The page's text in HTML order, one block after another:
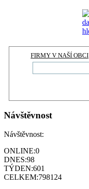
FIRMY V NAŠÍ OBCI
Návštěvnost
Návštěvnost:
ONLINE:0
DNES:98
TÝDEN:601
CELKEM:798124